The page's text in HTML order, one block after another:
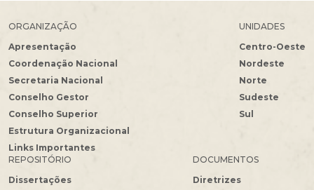
ORGANIZAÇÃO
Apresentação
Coordenação Nacional
Secretaria Nacional
Conselho Gestor
Conselho Superior
Estrutura Organizacional
Links Importantes
UNIDADES
Centro-Oeste
Nordeste
Norte
Sudeste
Sul
REPOSITÓRIO
Dissertações
DOCUMENTOS
Diretrizes